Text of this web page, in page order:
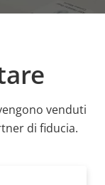
venduti
di fiducia.